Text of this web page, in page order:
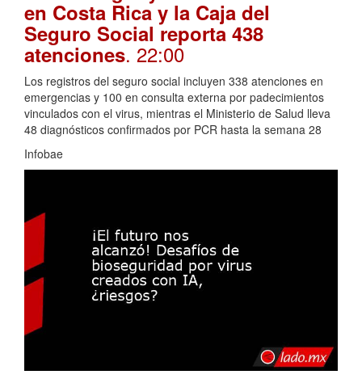
en Costa Rica y la Caja del
Seguro Social reporta 438
atenciones. 22:00
Los registros del seguro social incluyen 338 atenciones en
emergencias y 100 en consulta externa por padecimientos
vinculados con el virus, mientras el Ministerio de Salud lleva
48 diagnósticos confirmados por PCR hasta la semana 28
Infobae